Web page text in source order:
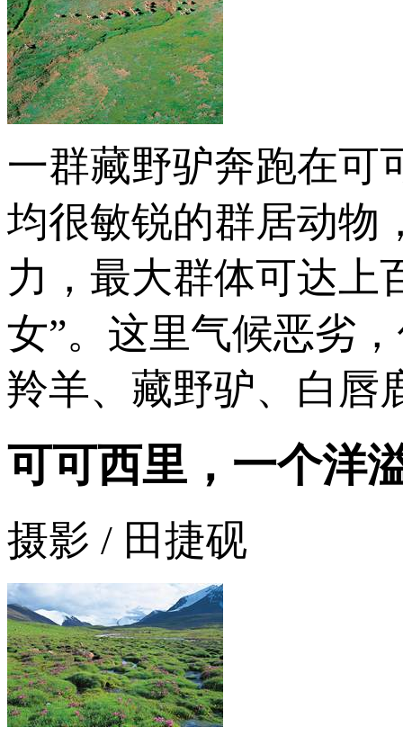
一群藏野驴奔跑在可
均很敏锐的群居动物
力，最大群体可达上
女”。这里气候恶劣
羚羊、藏野驴、白
可可西里，一个洋
摄影 / 田捷砚